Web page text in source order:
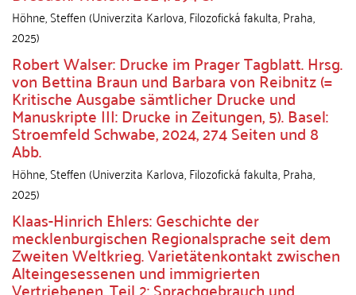
Höhne, Steffen(Univerzita Karlova, Filozofická fakulta,Praha,
2025)
Robert Walser: Drucke im Prager Tagblatt. Hrsg.
von Bettina Braun und Barbara von Reibnitz (=
Kritische Ausgabe sämtlicher Drucke und
Manuskripte III: Drucke in Zeitungen, 5). Basel:
Stroemfeld Schwabe, 2024, 274 Seiten und 8
Abb.
Höhne, Steffen(Univerzita Karlova, Filozofická fakulta,Praha,
2025)
Klaas-Hinrich Ehlers: Geschichte der
mecklenburgischen Regionalsprache seit dem
Zweiten Weltkrieg. Varietätenkontakt zwischen
Alteingesessenen und immigrierten